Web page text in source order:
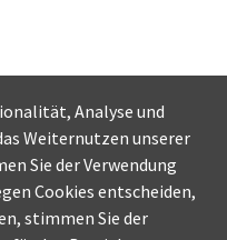
Analyse und
Weiternutzen unserer
Sie der Verwendung
Cookies entscheiden,
stimmen Sie der